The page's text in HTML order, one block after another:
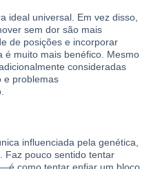
ideal universal. Em vez disso,
sem dor são mais
de posições e incorporar
é muito mais benéfico. Mesmo
consideradas
e problemas
influenciada pela genética,
Faz pouco sentido tentar